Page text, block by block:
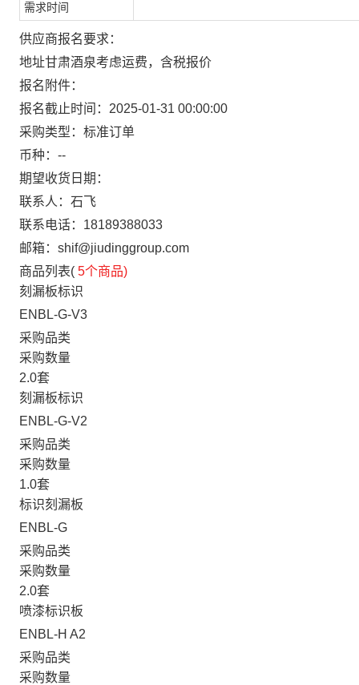
需求时间
供应商报名要求：
地址甘肃酒泉考虑运费，含税报价
报名附件：
报名截止时间： 2025-01-31 00:00:00
采购类型： 标准订单
币种： --
期望收货日期：
联系人：石飞
联系电话： 18189388033
邮箱： shif@jiudinggroup.com
商品列表( 5个商品)
刻漏板标识
ENBL-G-V3
采购品类
采购数量
2.0套
刻漏板标识
ENBL-G-V2
采购品类
采购数量
1.0套
标识刻漏板
ENBL-G
采购品类
采购数量
2.0套
喷漆标识板
ENBL-H A2
采购品类
采购数量